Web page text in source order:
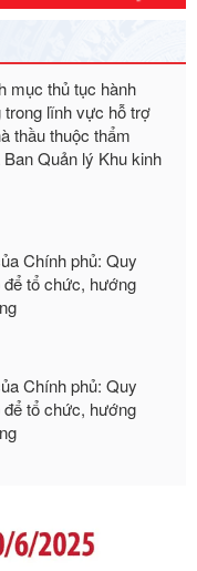
lĩnh vực hỗ trợ
thầu thuộc thẩm
Quản lý Khu kinh
Chính phủ: Quy
tổ chức, hướng
Chính phủ: Quy
tổ chức, hướng
Bộ Tài chính: Bãi
19 tháng 12 năm